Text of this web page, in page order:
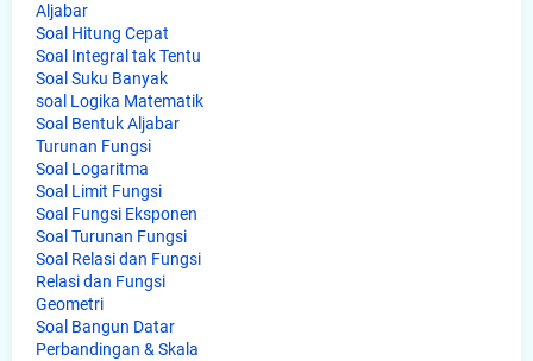
Aljabar
Soal Hitung Cepat
Soal Integral tak Tentu
Soal Suku Banyak
soal Logika Matematik
Soal Bentuk Aljabar
Turunan Fungsi
Soal Logaritma
Soal Limit Fungsi
Soal Fungsi Eksponen
Soal Turunan Fungsi
Soal Relasi dan Fungsi
Relasi dan Fungsi
Geometri
Soal Bangun Datar
Perbandingan & Skala